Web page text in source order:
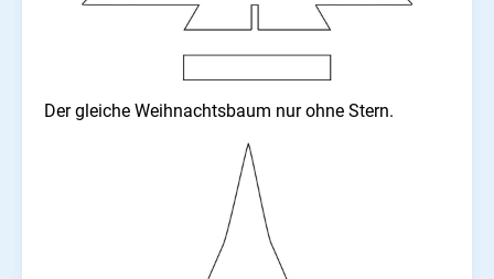
Der gleiche Weihnachtsbaum nur ohne Stern.